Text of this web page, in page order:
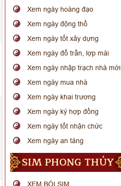
Xem ngày hoàng đạo
Xem ngày động thổ
Xem ngày tốt xây dựng
Xem ngày đổ trần, lợp mái
Xem ngày nhập trạch nhà mới
Xem ngày mua nhà
Xem ngày khai trương
Xem ngày ký hợp đồng
Xem ngày tốt nhận chức
Xem ngày an táng
SIM PHONG THỦY
XEM BÓI SIM